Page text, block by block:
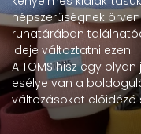
népszerűségnek
ruhatárában
ideje változtatni ezen.
A TOMS hisz egy
esélye van a
változásokat előidéző